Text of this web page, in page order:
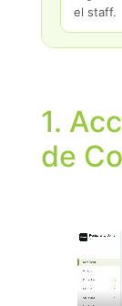
el staff.
1.
de